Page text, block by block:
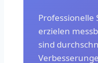
Professionelle
erzielen
sind